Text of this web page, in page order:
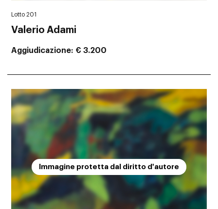
Lotto 201
Valerio Adami
Aggiudicazione € 3.200
Immagine protetta dal diritto d'autore